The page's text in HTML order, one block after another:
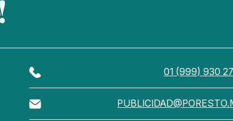
01 (999) 930